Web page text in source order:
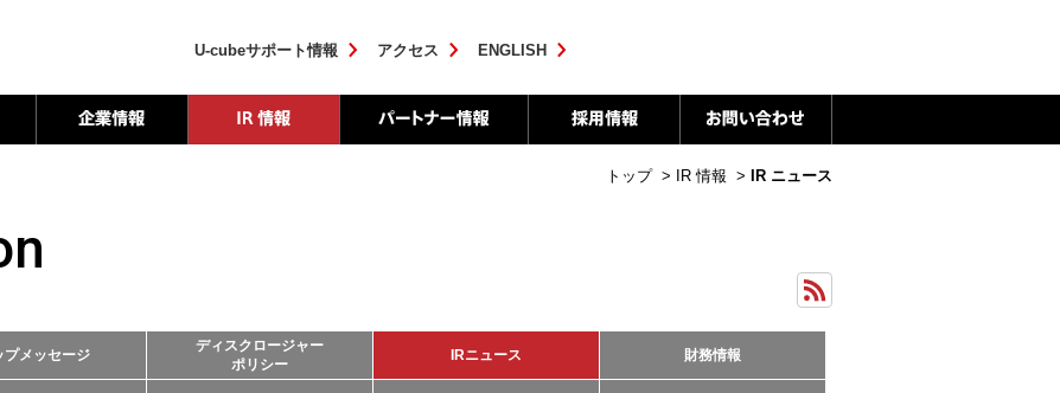
U-cubeサポート情報 アクセス ENGLISH
トップ > IR 情報 > IR ニュース
プメッセージ
ディスクロージャー
ポリシー
IRニュース 財務情報